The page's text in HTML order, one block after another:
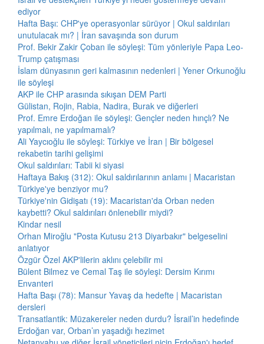
ediyor
Hafta Başı: CHP'ye operasyonlar sürüyor | Okul saldırıları
unutulacak mı? | İran savaşında son durum
Prof. Bekir Zakir Çoban ile söyleşi: Tüm yönleriyle Papa Leo-
Trump çatışması
İslam dünyasının geri kalmasının nedenleri | Yener Orkunoğlu
ile söyleşi
AKP ile CHP arasında sıkışan DEM Parti
Gülistan, Rojin, Rabia, Nadira, Burak ve diğerleri
Prof. Emre Erdoğan ile söyleşi: Gençler neden hınçlı? Ne
yapılmalı, ne yapılmamalı?
Ali Yaycıoğlu ile söyleşi: Türkiye ve İran | Bir bölgesel
rekabetin tarihi gelişimi
Okul saldırıları: Tabii ki siyasi
Haftaya Bakış (312): Okul saldırılarının anlamı | Macaristan
Türkiye'ye benziyor mu?
Türkiye'nin Gidişatı (19): Macaristan'da Orban neden
kaybetti? Okul saldırıları önlenebilir miydi?
Kindar nesil
Orhan Miroğlu "Posta Kutusu 213 Diyarbakır" belgeselini
anlatıyor
Özgür Özel AKP'lilerin aklını çelebilir mi
Bülent Bilmez ve Cemal Taş ile söyleşi: Dersim Kırımı
Envanteri
Hafta Başı (78): Mansur Yavaş da hedefte | Macaristan
dersleri
Transatlantik: Müzakereler neden durdu? İsrail’in hedefinde
Erdoğan var, Orban’ın yaşadığı hezimet